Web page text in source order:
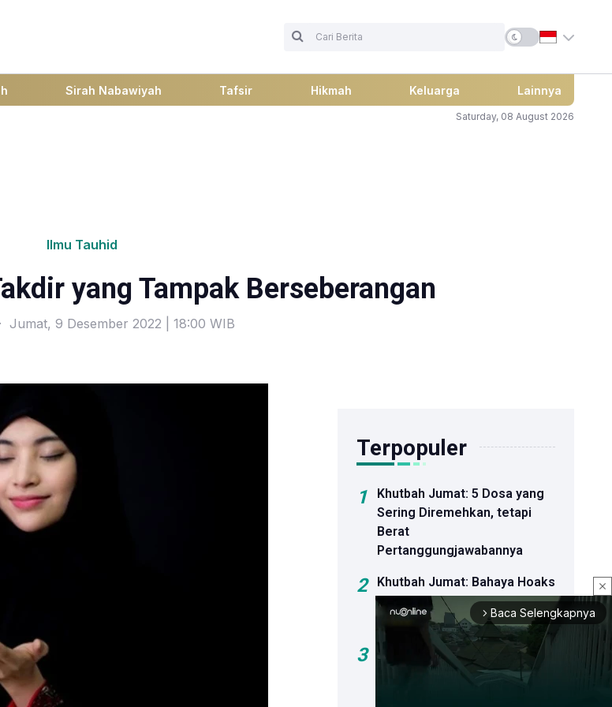
Sirah Nabawiyah Tafsir Hikmah Keluarga Lainnya
Saturday, 08 August 2026
Ilmu Tauhid
yang Tampak Berseberangan
Jumat, 9 Desember 2022 | 18:00 WIB
close
arrow_forward_ios Baca Selengkapnya
Terpopuler
1
Khutbah Jumat: 5 Dosa yang
Sering Diremehkan, tetapi
Berat
Pertanggungjawabannya
2
Khutbah Jumat: Bahaya Hoaks
dan Dosa Menyebar Informasi
Palsu
3
Sejumlah Bakal Calon Ketua
Umum PBNU Hadiri